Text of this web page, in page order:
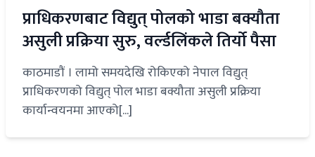
प्राधिकरणबाट विद्युत् पोलको भाडा बक्यौता
असुली प्रक्रिया सुरु, वर्ल्डलिंकले तिर्यो पैसा
काठमाडौं । लामो समयदेखि रोकिएको नेपाल विद्युत्
प्राधिकरणको विद्युत् पोल भाडा बक्यौता असुली प्रक्रिया
कार्यान्वयनमा आएको[...]